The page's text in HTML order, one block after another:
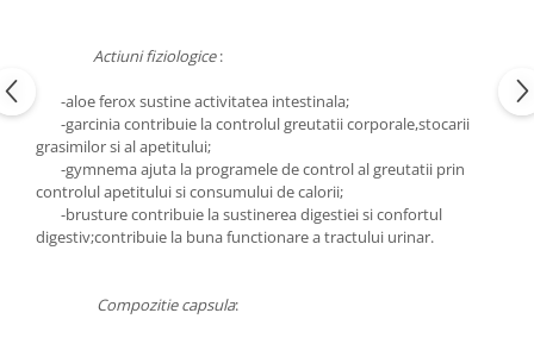
Actiuni fiziologice:
-aloe ferox sustine activitatea intestinala;
-garcinia contribuie la controlul greutatii corporale,stocarii
grasimilor si al apetitului;
-gymnema ajuta la programele de control al greutatii prin
controlul apetitului si consumului de calorii;
-brusture contribuie la sustinerea digestiei si confortul
digestiv;contribuie la buna functionare a tractului urinar.
Compozitie capsula: